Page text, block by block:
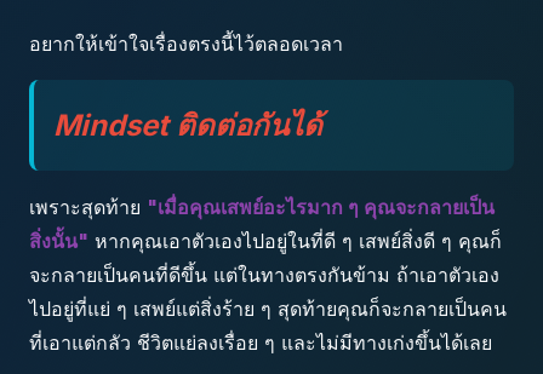
อยากให้เข้าใจเรื่องตรงนี้ไว้ตลอดเวลา
Mindset ติดต่อกันได้
เพราะสุดท้าย "เมื่อคุณเสพย์อะไรมาก ๆ คุณจะกลายเป็น
สิ่งนั้น" หากคุณเอาตัวเองไปอยู่ในที่ดี ๆ เสพย์สิ่งดี ๆ คุณก็
จะกลายเป็นคนที่ดีขึ้น แต่ในทางตรงกันข้าม ถ้าเอาตัวเอง
ไปอยู่ที่แย่ ๆ เสพย์แต่สิ่งร้าย ๆ สุดท้ายคุณก็จะกลายเป็นคน
ที่เอาแต่กลัว ชีวิตแย่ลงเรื่อย ๆ และไม่มีทางเก่งขึ้นได้เลย